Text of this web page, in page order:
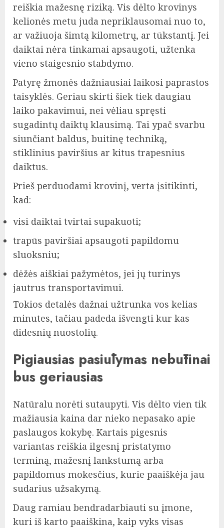
reiškia mažesnę riziką. Vis dėlto krovinys
kelionės metu juda nepriklausomai nuo to,
ar važiuoja šimtą kilometrų, ar tūkstantį. Jei
daiktai nėra tinkamai apsaugoti, užtenka
vieno staigesnio stabdymo.
Patyrę žmonės dažniausiai laikosi paprastos
taisyklės. Geriau skirti šiek tiek daugiau
laiko pakavimui, nei vėliau spręsti
sugadintų daiktų klausimą. Tai ypač svarbu
siunčiant baldus, buitinę techniką,
stiklinius paviršius ar kitus trapesnius
daiktus.
Prieš perduodami krovinį, verta įsitikinti,
kad:
visi daiktai tvirtai supakuoti;
trapūs paviršiai apsaugoti papildomu
sluoksniu;
dėžės aiškiai pažymėtos, jei jų turinys
jautrus transportavimui.
Tokios detalės dažnai užtrunka vos kelias
minutes, tačiau padeda išvengti kur kas
didesnių nuostolių.
Pigiausias pasiūlymas nebūtinai
bus geriausias
Natūralu norėti sutaupyti. Vis dėlto vien tik
mažiausia kaina dar nieko nepasako apie
paslaugos kokybę. Kartais pigesnis
variantas reiškia ilgesnį pristatymo
terminą, mažesnį lankstumą arba
papildomus mokesčius, kurie paaiškėja jau
sudarius užsakymą.
Daug ramiau bendradarbiauti su įmone,
kuri iš karto paaiškina, kaip vyks visas